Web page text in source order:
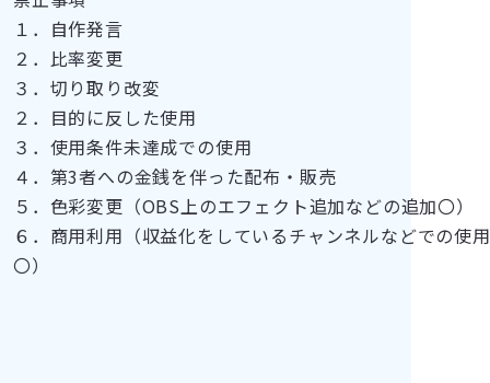
１．自作発言
２．比率変更
３．切り取り改変
２．目的に反した使用
３．使用条件未達成での使用
４．第3者への金銭を伴った配布・販売
５．色彩変更（OBS上のエフェクト追加などの追加〇）
６．商用利用（収益化をしているチャンネルなどでの使用
〇）